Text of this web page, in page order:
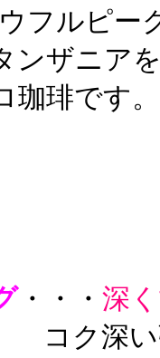
フルピー
ンザニア
珈琲です
・・・ 深
コク深い